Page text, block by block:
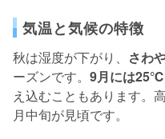
気温と気候の特徴
秋は湿度が下がり、 さわ
ーズンです。 9月には
え込むこともあります。
月中旬が見頃です。